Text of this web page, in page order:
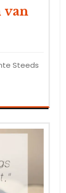
van
Steeds